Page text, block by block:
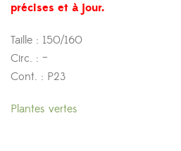
précises et à jour.
Taille : 150/160
Circ. : –
Cont. : P23
Plantes vertes